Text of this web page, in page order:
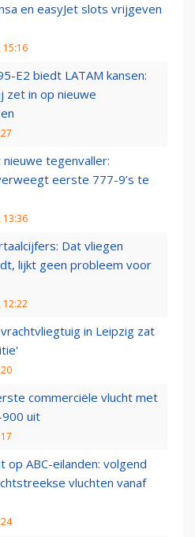
en easyJet slots vrijgeven
15:16
E2 biedt LATAM kansen:
zet in op nieuwe
tegenvaller:
eerste 777-9’s te
13:36
Dat vliegen
lijkt geen probleem voor
12:22
in Leipzig zat
commerciële vlucht met
uit
op ABC-eilanden: volgend
vluchten vanaf